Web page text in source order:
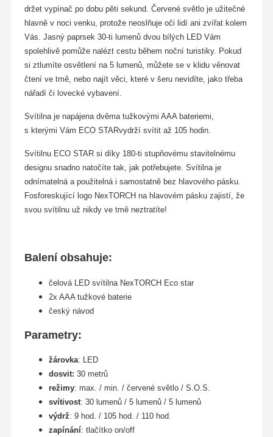
držet vypínač po dobu pěti sekund. Červené světlo je užitečné
hlavně v noci venku, protože neoslňuje oči lidí ani zvířat kolem
Vás. Jasný paprsek 30-ti lumenů dvou bílých LED Vám
spolehlivě pomůže nalézt cestu během noční turistiky. Pokud
si ztlumíte osvětlení na 5 lumenů, můžete se v klidu věnovat
čtení ve tmě, nebo najít věci, které v šeru nevidíte, jako třeba
nářadí či lovecké vybavení.
Svítilna je napájena dvěma tužkovými AAA bateriemi,
s kterými Vám ECO STARvydrží svítit až 105 hodin.
Svítilnu ECO STAR si díky 180-ti stupňovému stavitelnému
designu snadno natočíte tak, jak potřebujete. Svítilna je
odnímatelná a použitelná i samostatně bez hlavového pásku.
Fosforeskující logo NexTORCH na hlavovém pásku zajistí, že
svou svítilnu už nikdy ve tmě neztratíte!
Balení obsahuje:
čelová LED svítilna NexTORCH Eco star
2x AAA tužkové baterie
český návod
Parametry:
žárovka: LED
dosvit: 30 metrů
režimy: max. / min. / červené světlo / S.O.S.
svítivost: 30 lumenů / 5 lumenů / 5 lumenů
výdrž: 9 hod. / 105 hod. / 110 hod.
zapínání: tlačítko on/off